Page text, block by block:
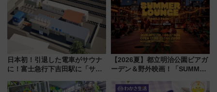
うかも 参加方法やスケジュール
をご紹介
日本初！引退した電車がサウナ
に！富士急行下吉田駅に「サ電
業 行き交う電車の音や振動を
【2026夏】都立明治公園ビアガ
ーデン＆野外映画！「SUMMER
ケジュール 夜風とビール、映画